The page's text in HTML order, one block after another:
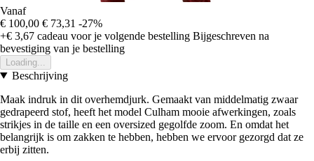
Vanaf
€ 100,00 € 73,31 -27%
+€ 3,67 cadeau voor je volgende bestelling Bijgeschreven na
bevestiging van je bestelling
Loading...
Beschrijving
Maak indruk in dit overhemdjurk. Gemaakt van middelmatig zwaar
gedrapeerd stof, heeft het model Culham mooie afwerkingen, zoals
strikjes in de taille en een oversized gegolfde zoom. En omdat het
belangrijk is om zakken te hebben, hebben we ervoor gezorgd dat ze
erbij zitten.